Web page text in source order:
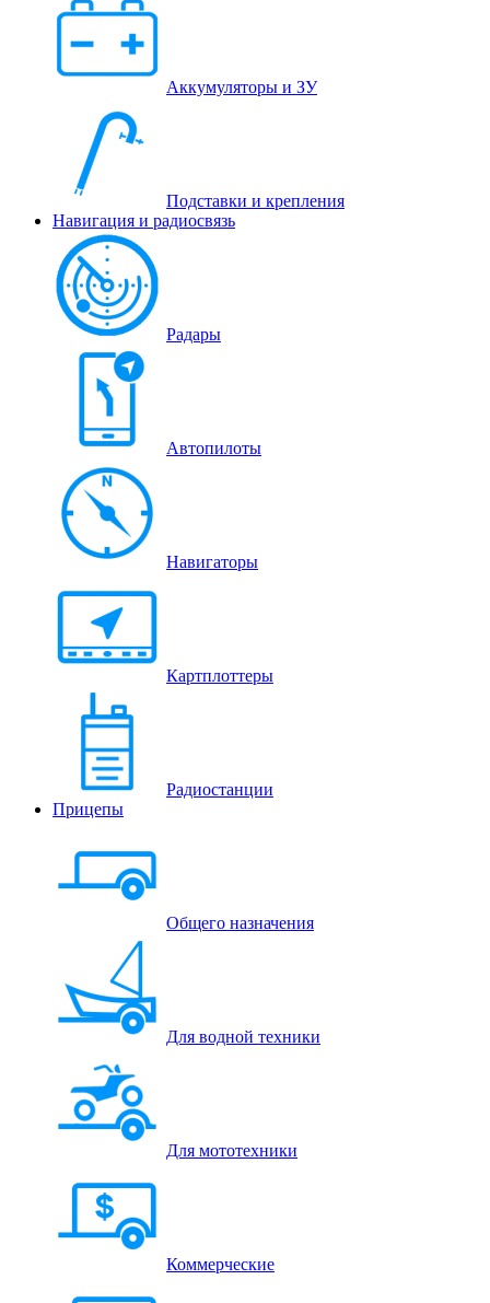
Аккумуляторы и ЗУ
Подставки и крепления
Навигация и радиосвязь
Радары
Автопилоты
Навигаторы
Картплоттеры
Радиостанции
Прицепы
Общего назначения
Для водной техники
Для мототехники
Коммерческие